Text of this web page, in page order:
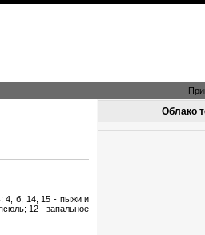
4, б, 14, 15 - пыжи и
12 - запальное
Облако